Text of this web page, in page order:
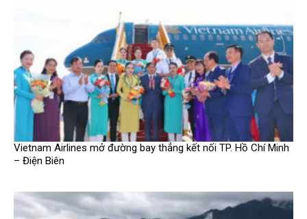
Vietnam Airlines mở đường bay thẳng kết nối TP. Hồ Chí Minh
– Điện Biên